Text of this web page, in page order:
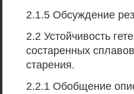
2.1.5 Обсуждение
2.2 Устойчивость
состаренных
старения.
2.2.1 Обобщение